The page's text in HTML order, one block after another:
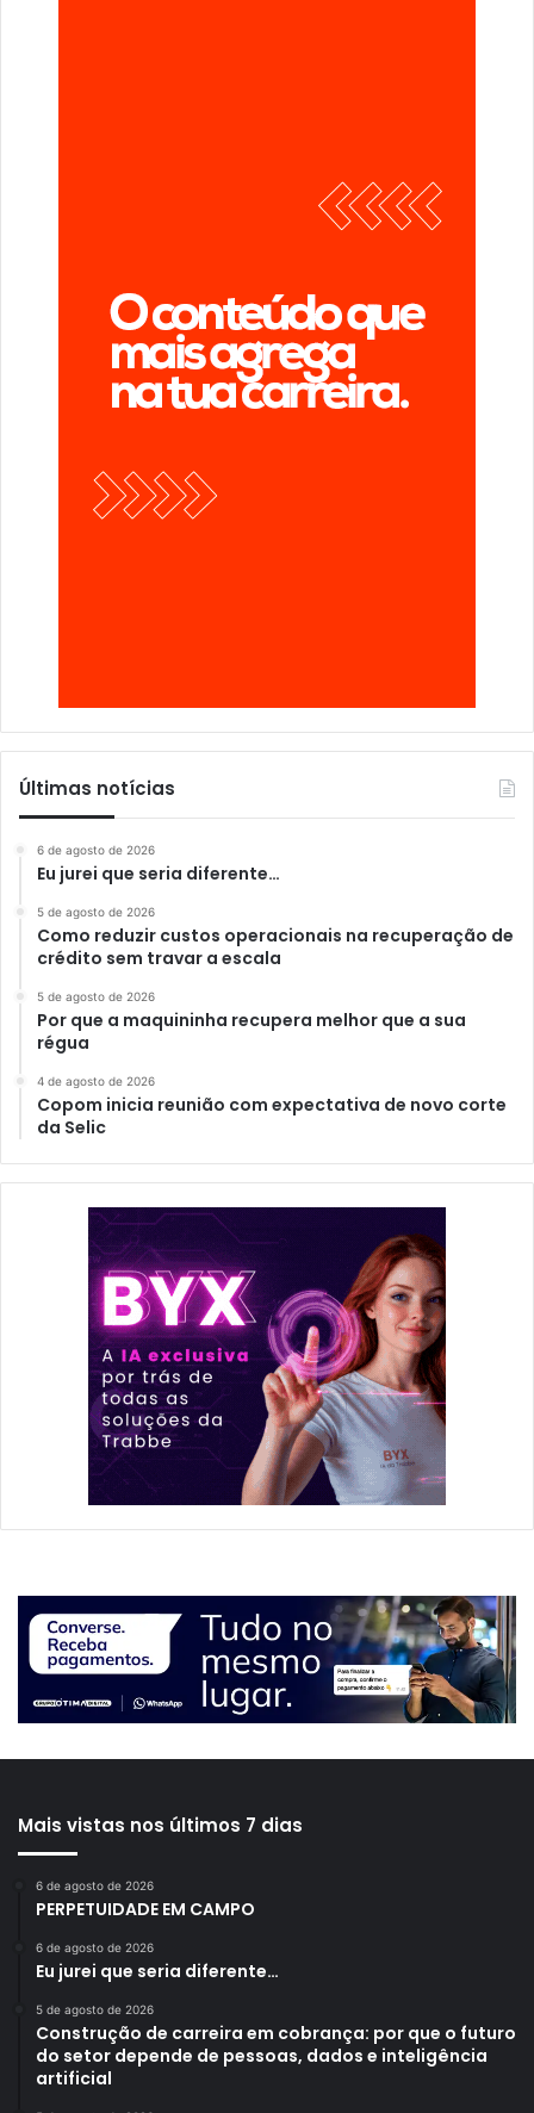
Últimas notícias
6 de agosto de 2026
Eu jurei que seria diferente…
5 de agosto de 2026
Como reduzir custos operacionais na recuperação de
crédito sem travar a escala
5 de agosto de 2026
Por que a maquininha recupera melhor que a sua
régua
4 de agosto de 2026
Copom inicia reunião com expectativa de novo corte
da Selic
Mais vistas nos últimos 7 dias
6 de agosto de 2026
PERPETUIDADE EM CAMPO
6 de agosto de 2026
Eu jurei que seria diferente…
5 de agosto de 2026
Construção de carreira em cobrança: por que o futuro
do setor depende de pessoas, dados e inteligência
artificial